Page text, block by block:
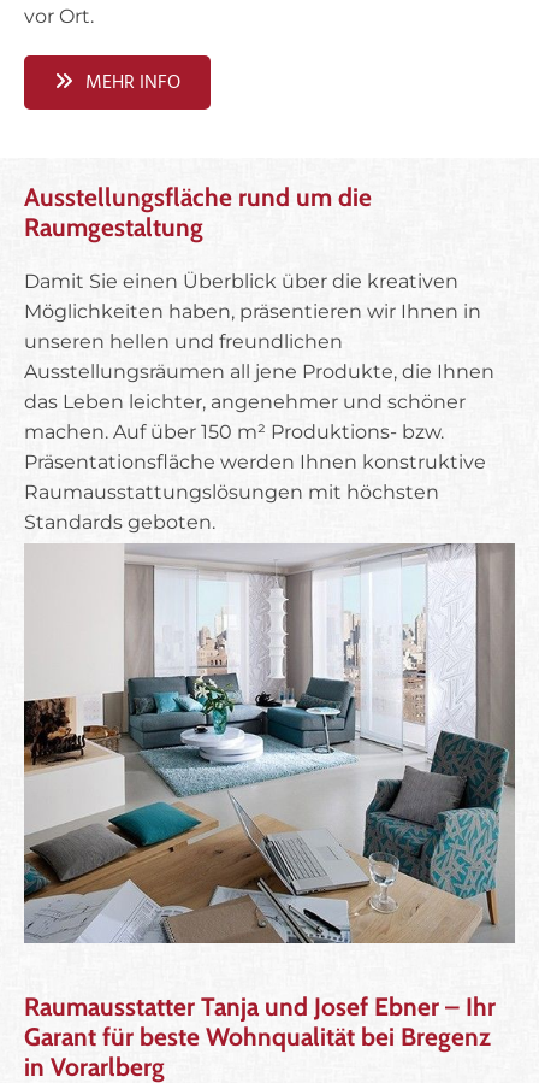
vor Ort.
MEHR INFO
Ausstellungsfläche rund um die
Raumgestaltung
Damit Sie einen Überblick über die kreativen
Möglichkeiten haben, präsentieren wir Ihnen in
unseren hellen und freundlichen
Ausstellungsräumen all jene Produkte, die Ihnen
das Leben leichter, angenehmer und schöner
machen. Auf über 150 m² Produktions- bzw.
Präsentationsfläche werden Ihnen konstruktive
Raumausstattungslösungen mit höchsten
Standards geboten.
Raumausstatter Tanja und Josef Ebner – Ihr
Garant für beste Wohnqualität bei Bregenz
in Vorarlberg